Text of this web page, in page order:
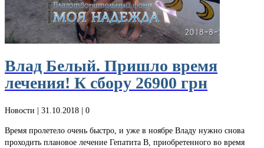
Влад Белый. Пришло время
лечения! К сбору 26900 грн
Новости | 31.10.2018 | 0
Время пролетело очень быстро, и уже в ноябре Владу нужно снова
проходить плановое лечение Гепатита В, приобретенного во время